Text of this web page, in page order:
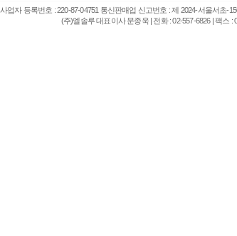
사업자 등록번호 : 220-87-04751 통신판매업 신고번호 : 제 2024-서울서초-
(주)엘솔루 대표이사 문종욱 | 전화 : 02-557-6826 | 팩스 :